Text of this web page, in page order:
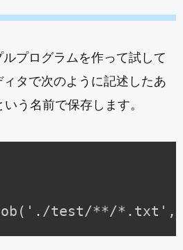
プログラムを作って試して
タで次のように記述したあ
う名前で保存します。